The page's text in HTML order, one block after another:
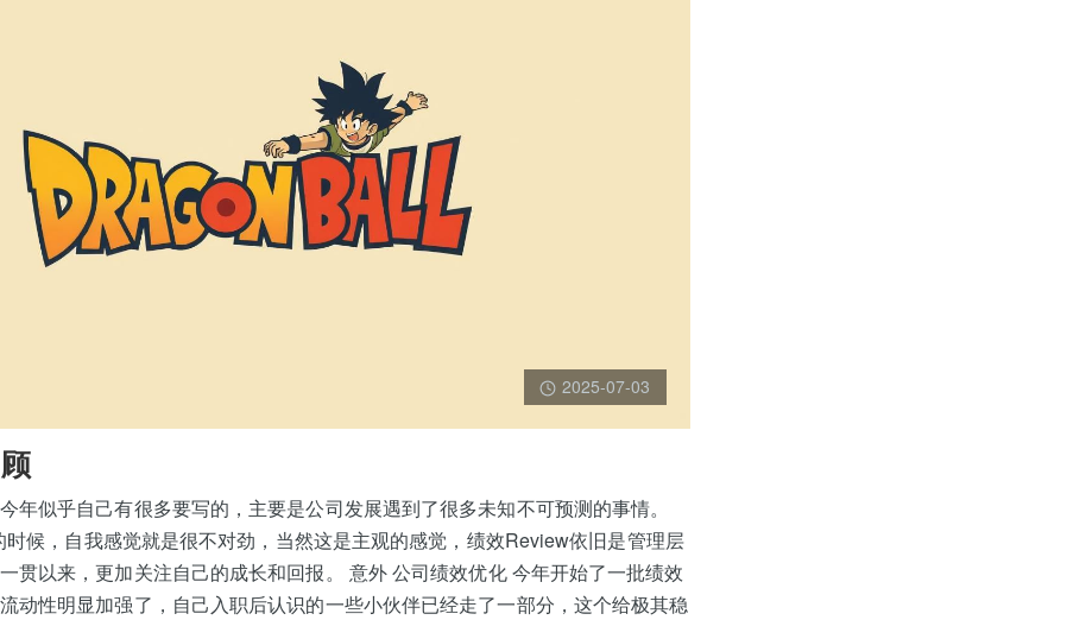
2025-07-03
年似乎自己有很多要写的，主要是公司发展遇到了很多未知不可预测的事情。
候，自我感觉就是很不对劲，当然这是主观的感觉，绩效Review依旧是管理层
贯以来，更加关注自己的成长和回报。 意外 公司绩效优化 今年开始了一批绩效
动性明显加强了，自己入职后认识的一些小伙伴已经走了一部分，这个给极其稳